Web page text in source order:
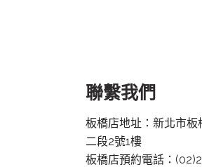
聯繫我們
板橋店地址：新北市板
二段2號1樓
板橋店預約電話：